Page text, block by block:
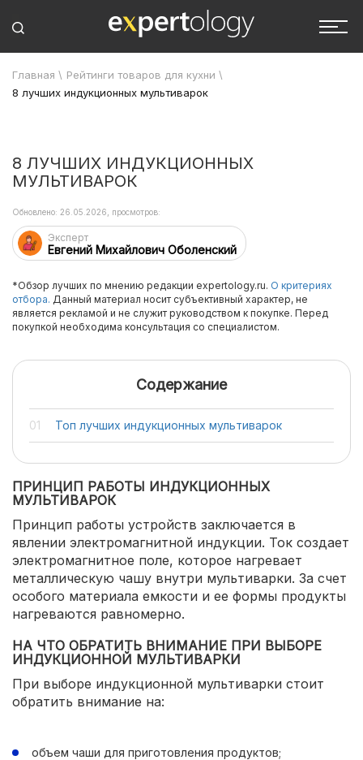
Главная \ Рейтинги товаров для кухни \
8 лучших индукционных мультиварок
8 ЛУЧШИХ ИНДУКЦИОННЫХ
МУЛЬТИВАРОК
Эксперт
Евгений Михайлович Оболенский
Обновлено: 26.05.2026, просмотров:
*Обзор лучших по мнению редакции expertology.ru. О критериях
отбора. Данный материал носит субъективный характер, не
является рекламой и не служит руководством к покупке. Перед
покупкой необходима консультация со специалистом.
Содержание
Топ лучших индукционных мультиварок
ПРИНЦИП РАБОТЫ ИНДУКЦИОННЫХ
МУЛЬТИВАРОК
Принцип работы устройств заключается в
явлении электромагнитной индукции. Ток создает
электромагнитное поле, которое нагревает
металлическую чашу внутри мультиварки. За счет
особого материала емкости и ее формы продукты
нагреваются равномерно.
НА ЧТО ОБРАТИТЬ ВНИМАНИЕ ПРИ ВЫБОРЕ
ИНДУКЦИОННОЙ МУЛЬТИВАРКИ
При выборе индукционной мультиварки стоит
обратить внимание на:
объем чаши для приготовления продуктов;